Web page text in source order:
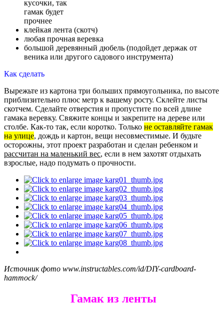
кусочки, так
гамак будет
прочнее
клейкая лента (скотч)
любая прочная веревка
большой деревянный дюбель (подойдет держак от
веника или другого садового инструмента)
Как сделать
Вырежьте из картона три больших прямоугольника, по высоте
приблизительно плюс метр к вашему росту. Склейте листы
скотчем. Сделайте отверстия и пропустите по всей длине
гамака веревку. Свяжите концы и закрепите на дереве или
столбе. Как-то так, если коротко. Только не оставляйте гамак
на улице, дождь и картон, вещи несовместимые. И будьте
осторожны, этот проект разработан и сделан ребенком и
рассчитан на маленький вес, если в нем захотят отдыхать
взрослые, надо подумать о прочности.
Источник фото www.instructables.com/id/DIY-cardboard-
hammock/
Гамак из ленты